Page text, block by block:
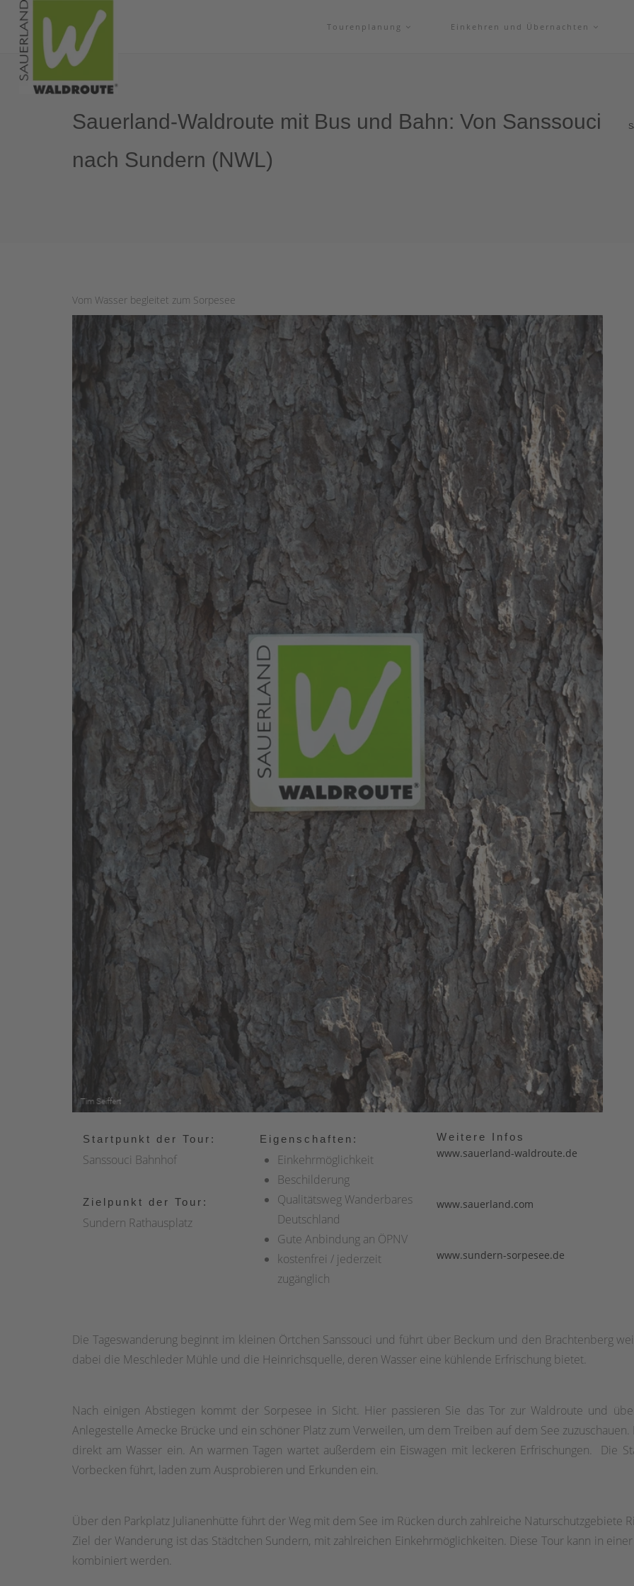
Tourenplanung Einkehren und Übernachten
Sauerland-Waldroute mit Bus und Bahn: Von Sanssouci
nach Sundern (NWL)
Vom Wasser begleitet zum Sorpesee
Startpunkt der Tour:
Sanssouci Bahnhof
Zielpunkt der Tour:
Sundern Rathausplatz
Eigenschaften:
Einkehrmöglichkeit
Beschilderung
Qualitätsweg Wanderbares
Deutschland
Gute Anbindung an ÖPNV
kostenfrei / jederzeit
zugänglich
Weitere Infos
www.sauerland-waldroute.de
www.sauerland.com
www.sundern-sorpesee.de
Die Tageswanderung beginnt im kleinen Örtchen Sanssouci und führt über Beckum und den Brachtenberg
dabei die Meschleder Mühle und die Heinrichsquelle, deren Wasser eine kühlende Erfrischung bietet.
Nach einigen Abstiegen kommt der Sorpesee in Sicht. Hier passieren Sie das Tor zur Waldroute und
Anlegestelle Amecke Brücke und ein schöner Platz zum Verweilen, um dem Treiben auf dem See
direkt am Wasser ein. An warmen Tagen wartet außerdem ein Eiswagen mit leckeren Erfrischungen. Die
Vorbecken führt, laden zum Ausprobieren und Erkunden ein.
Über den Parkplatz Julianenhütte führt der Weg mit dem See im Rücken durch zahlreiche Naturschutzgebiete
Ziel der Wanderung ist das Städtchen Sundern, mit zahlreichen Einkehrmöglichkeiten. Diese Tour kann in
kombiniert werden.